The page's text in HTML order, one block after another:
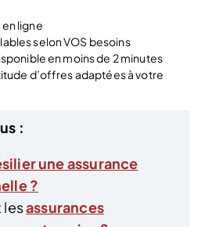
ligne
selon VOS besoins
en moins de 2 minutes
d’offres adaptées à votre
:
une assurance
?
lesassurances